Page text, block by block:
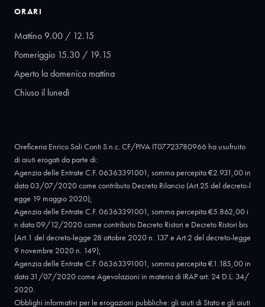
ORARI
Mattino 9.00 / 12.15
Pomeriggio 15.30 / 19.15
Aperto la domenica mattina
Chiuso il lunedì
Oreficeria Enrico Sali Conti S.n.c. CF/PIVA IT07723780966 ha usufruito
di aiuti erogati da parte di:
Agenzia delle Entrate C.F. 06363391001, somma percepita €2.931,00 in
data 03/07/2020 come contributo Decreto Rilancio (Art.25 del decreto-l
egge 19 maggio 2020);
Agenzia delle Entrate C.F. 06363391001, somma percepita €5.862,00 i
n data 09/12/2020 come contributo Decreto Ristori e Decreto Ristori bis
(Art.1 del decreto-legge 28 ottobre 2020 n. 137 e Art.2 del decreto-legge
9 novembre 2020 n. 149);
Agenzia delle Entrate C.F. 06363391001, somma percepita €1.185,00 in
data 31/07/2020 come Agevolazioni in materia di IRAP art. 24 D.L. 34/
2020.
Obblighi informativi per le erogazioni pubbliche: gli aiuti di Stato e gli aiuti